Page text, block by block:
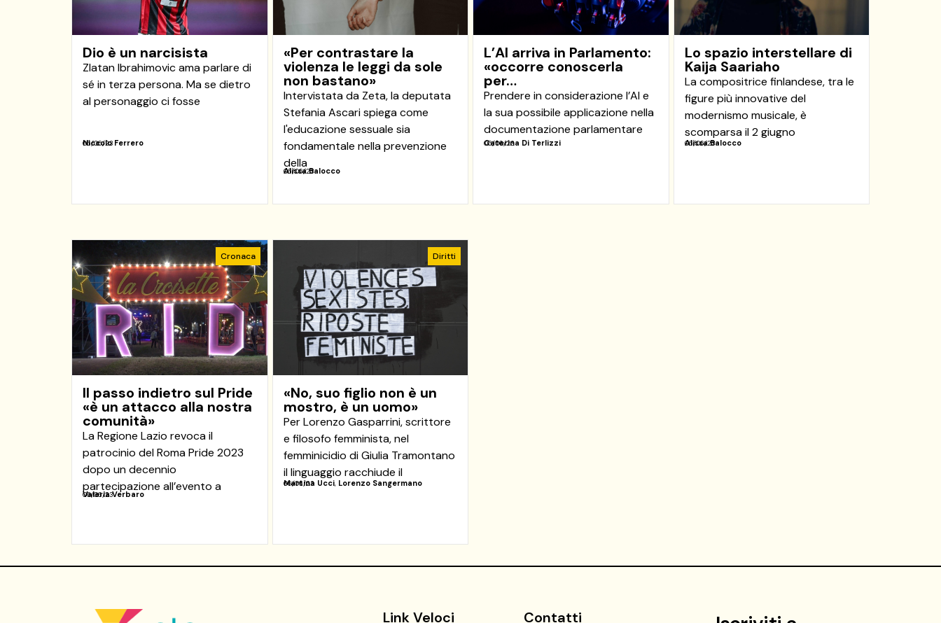
Dio è un narcisista
Zlatan Ibrahimovic ama parlare di
sé in terza persona. Ma se dietro
al personaggio ci fosse
06/06/23
Niccolo Ferrero
«Per contrastare la
violenza le leggi da sole
non bastano»
Intervistata da Zeta, la deputata
Stefania Ascari spiega come
l'educazione sessuale sia
fondamentale nella prevenzione
della
06/06/23
Alissa Balocco
L’AI arriva in Parlamento:
«occorre conoscerla
per…
Prendere in considerazione l’AI e
la sua possibile applicazione nella
documentazione parlamentare
06/06/23
Caterina Di Terlizzi
Lo spazio interstellare di
Kaija Saariaho
La compositrice finlandese, tra le
figure più innovative del
modernismo musicale, è
scomparsa il 2 giugno
06/06/23
Alissa Balocco
Cronaca
Il passo indietro sul Pride
«è un attacco alla nostra
comunità»
La Regione Lazio revoca il
patrocinio del Roma Pride 2023
dopo un decennio
partecipazione all’evento a
06/06/23
Valeria Verbaro
Diritti
«No, suo figlio non è un
mostro, è un uomo»
Per Lorenzo Gasparrini, scrittore
e filosofo femminista, nel
femminicidio di Giulia Tramontano
il linguaggio racchiude il
06/06/23
Martina Ucci, Lorenzo Sangermano
Link Veloci Contatti